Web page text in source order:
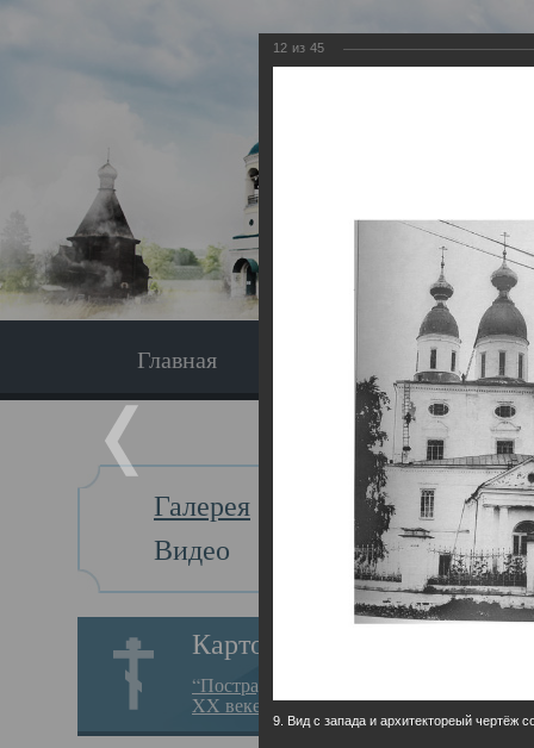
Главная Экскурсия
Галерея
Видео
Картотека
“Пострадавшие за веру в
XX веке на Севере”
Главная
12 из 45
9. Вид с запада и архитектореый чертёж